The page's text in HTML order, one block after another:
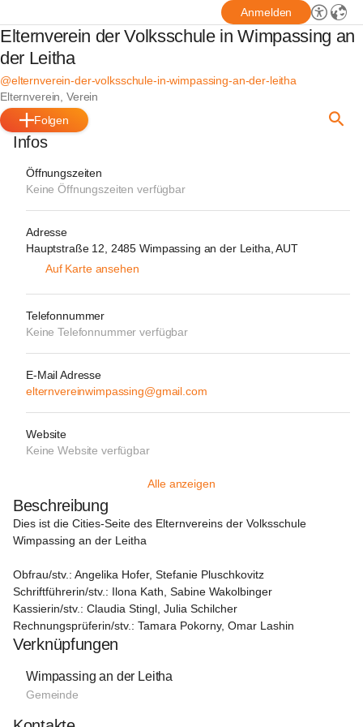
Anmelden
Elternverein der Volksschule in Wimpassing an
der Leitha
@elternverein-der-volksschule-in-wimpassing-an-der-leitha
Elternverein, Verein
Folgen
Infos
Öffnungszeiten
Keine Öffnungszeiten verfügbar
Adresse
Hauptstraße 12, 2485 Wimpassing an der Leitha, AUT
Auf Karte ansehen
Telefonnummer
Keine Telefonnummer verfügbar
E-Mail Adresse
elternvereinwimpassing@gmail.com
Website
Keine Website verfügbar
Alle anzeigen
Beschreibung
Dies ist die Cities-Seite des Elternvereins der Volksschule
Wimpassing an der Leitha
Obfrau/stv.: Angelika Hofer, Stefanie Pluschkovitz
Schriftführerin/stv.: Ilona Kath, Sabine Wakolbinger
Kassierin/stv.: Claudia Stingl, Julia Schilcher
Rechnungsprüferin/stv.: Tamara Pokorny, Omar Lashin
Verknüpfungen
Wimpassing an der Leitha
Gemeinde